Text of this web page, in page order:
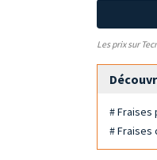
Les prix sur
# Fraises
# Fraises